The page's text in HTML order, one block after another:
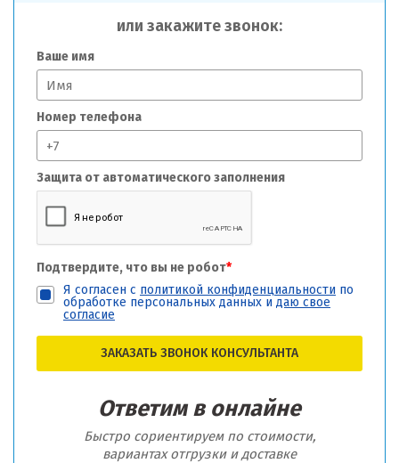
или закажите звонок:
Ваше имя
Номер телефона
Защита от автоматического заполнения
Подтвердите, что вы не робот*
Я согласен с политикой конфиденциальности по
обработке персональных данных и даю свое
согласие
ЗАКАЗАТЬ ЗВОНОК КОНСУЛЬТАНТА
Ответим в онлайне
Быстро сориентируем по стоимости,
вариантах отгрузки и доставке